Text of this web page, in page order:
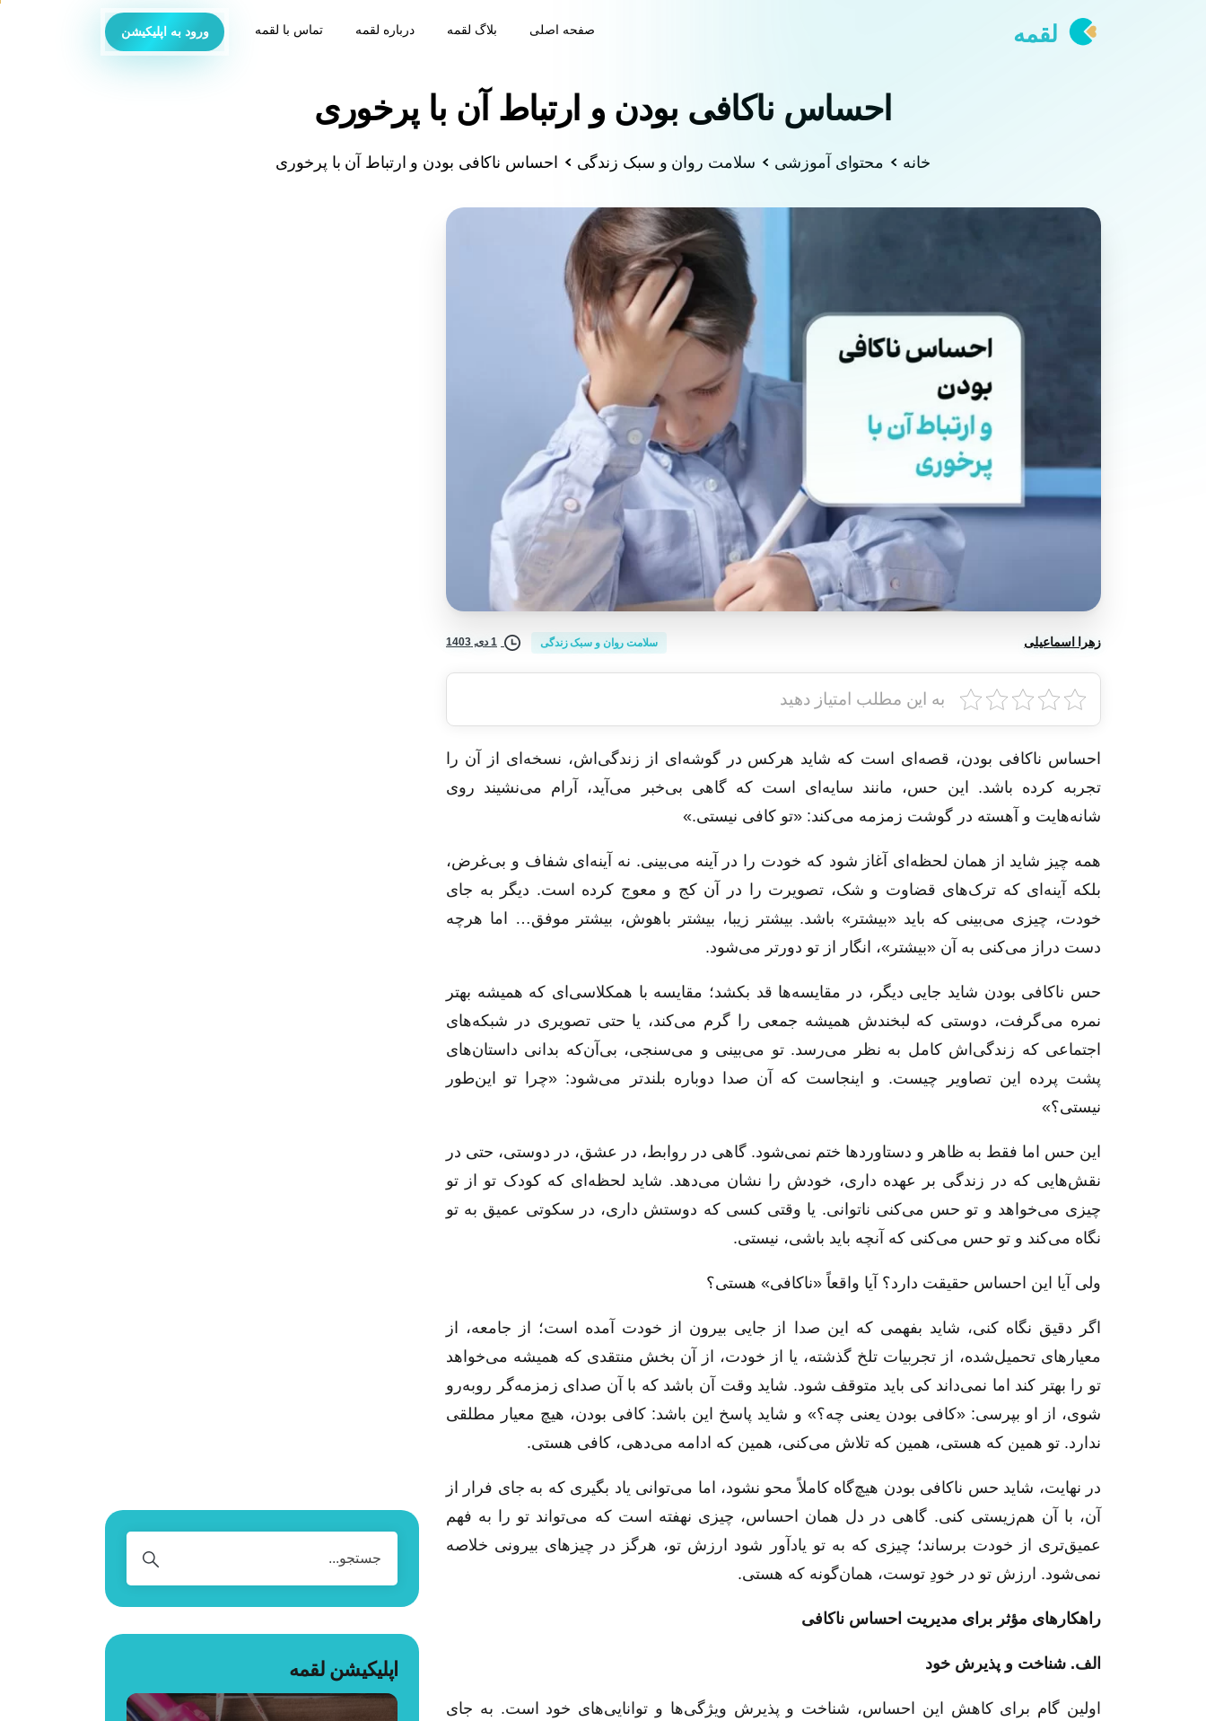
لقمه صفحه اصلی بلاگ لقمه درباره لقمه تماس با لقمه ورود به اپلیکیشن
احساس ناکافی بودن و ارتباط آن با پرخوری
خانه محتوای آموزشی سلامت روان و سبک زندگی احساس ناکافی بودن و ارتباط آن با پرخوری
زهرا اسماعیلی سلامت روان و سبک زندگی 1 دی, 1403
به این مطلب امتیاز دهید
احساس ناکافی بودن، قصه‌ای است که شاید هرکس در گوشه‌ای از زندگی‌اش، نسخه‌ای از آن را
تجربه کرده باشد. این حس، مانند سایه‌ای است که گاهی بی‌خبر می‌آید، آرام می‌نشیند روی
شانه‌هایت و آهسته در گوشت زمزمه می‌کند: «تو کافی نیستی.»
همه چیز شاید از همان لحظه‌ای آغاز شود که خودت را در آینه می‌بینی. نه آینه‌ای شفاف و بی‌غرض،
بلکه آینه‌ای که ترک‌های قضاوت و شک، تصویرت را در آن کج و معوج کرده است. دیگر به جای
خودت، چیزی می‌بینی که باید «بیشتر» باشد. بیشتر زیبا، بیشتر باهوش، بیشتر موفق… اما هرچه
دست دراز می‌کنی به آن «بیشتر»، انگار از تو دورتر می‌شود.
حس ناکافی بودن شاید جایی دیگر، در مقایسه‌ها قد بکشد؛ مقایسه با همکلاسی‌ای که همیشه بهتر
نمره می‌گرفت، دوستی که لبخندش همیشه جمعی را گرم می‌کند، یا حتی تصویری در شبکه‌های
اجتماعی که زندگی‌اش کامل به نظر می‌رسد. تو می‌بینی و می‌سنجی، بی‌آن‌که بدانی داستان‌های
پشت پرده این تصاویر چیست. و اینجاست که آن صدا دوباره بلندتر می‌شود: «چرا تو این‌طور
نیستی؟»
این حس اما فقط به ظاهر و دستاوردها ختم نمی‌شود. گاهی در روابط، در عشق، در دوستی، حتی در
نقش‌هایی که در زندگی بر عهده داری، خودش را نشان می‌دهد. شاید لحظه‌ای که کودک تو از تو
چیزی می‌خواهد و تو حس می‌کنی ناتوانی. یا وقتی کسی که دوستش داری، در سکوتی عمیق به تو
نگاه می‌کند و تو حس می‌کنی که آنچه باید باشی، نیستی.
ولی آیا این احساس حقیقت دارد؟ آیا واقعاً «ناکافی» هستی؟
اگر دقیق نگاه کنی، شاید بفهمی که این صدا از جایی بیرون از خودت آمده است؛ از جامعه، از
معیارهای تحمیل‌شده، از تجربیات تلخ گذشته، یا از خودت، از آن بخش منتقدی که همیشه می‌خواهد
تو را بهتر کند اما نمی‌داند کی باید متوقف شود. شاید وقت آن باشد که با آن صدای زمزمه‌گر روبه‌رو
شوی، از او بپرسی: «کافی بودن یعنی چه؟» و شاید پاسخ این باشد: کافی بودن، هیچ معیار مطلقی
ندارد. تو همین که هستی، همین که تلاش می‌کنی، همین که ادامه می‌دهی، کافی هستی.
در نهایت، شاید حس ناکافی بودن هیچ‌گاه کاملاً محو نشود، اما می‌توانی یاد بگیری که به جای فرار از
آن، با آن هم‌زیستی کنی. گاهی در دل همان احساس، چیزی نهفته است که می‌تواند تو را به فهم
عمیق‌تری از خودت برساند؛ چیزی که به تو یادآور شود ارزش تو، هرگز در چیزهای بیرونی خلاصه
نمی‌شود. ارزش تو در خودِ توست، همان‌گونه که هستی.
راهکارهای مؤثر برای مدیریت احساس ناکافی
الف. شناخت و پذیرش خود
اولین گام برای کاهش این احساس، شناخت و پذیرش ویژگی‌ها و توانایی‌های خود است. به جای
اپلیکیشن لقمه